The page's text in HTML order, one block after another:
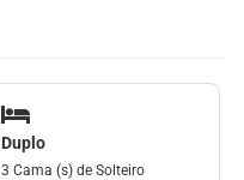
Duplo
3 Cama (s) de Solteiro